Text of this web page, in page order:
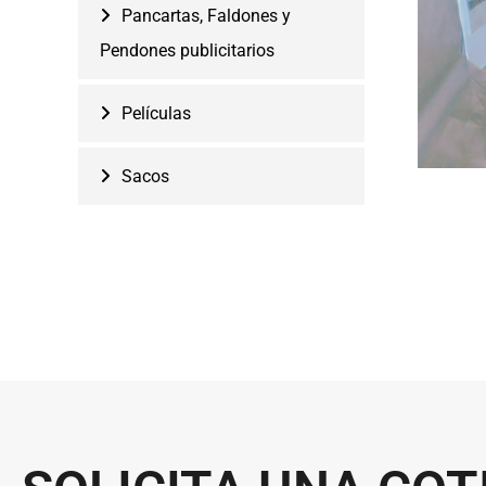
Pancartas, Faldones y
Pendones publicitarios
Películas
Sacos